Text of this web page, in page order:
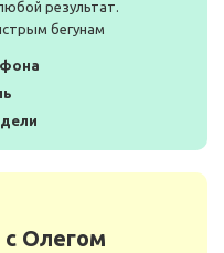
результат.
бегунам
с Олегом